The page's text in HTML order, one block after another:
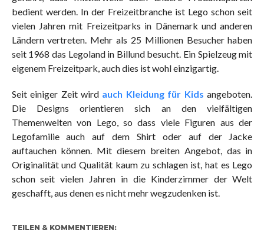
bedient werden. In der Freizeitbranche ist Lego schon seit
vielen Jahren mit Freizeitparks in Dänemark und anderen
Ländern vertreten. Mehr als 25 Millionen Besucher haben
seit 1968 das Legoland in Billund besucht. Ein Spielzeug mit
eigenem Freizeitpark, auch dies ist wohl einzigartig.
Seit einiger Zeit wird auch Kleidung für Kids angeboten.
Die Designs orientieren sich an den vielfältigen
Themenwelten von Lego, so dass viele Figuren aus der
Legofamilie auch auf dem Shirt oder auf der Jacke
auftauchen können. Mit diesem breiten Angebot, das in
Originalität und Qualität kaum zu schlagen ist, hat es Lego
schon seit vielen Jahren in die Kinderzimmer der Welt
geschafft, aus denen es nicht mehr wegzudenken ist.
TEILEN & KOMMENTIEREN: